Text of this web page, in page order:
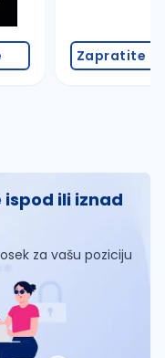
Zapratite
ili iznad
za vašu poziciju